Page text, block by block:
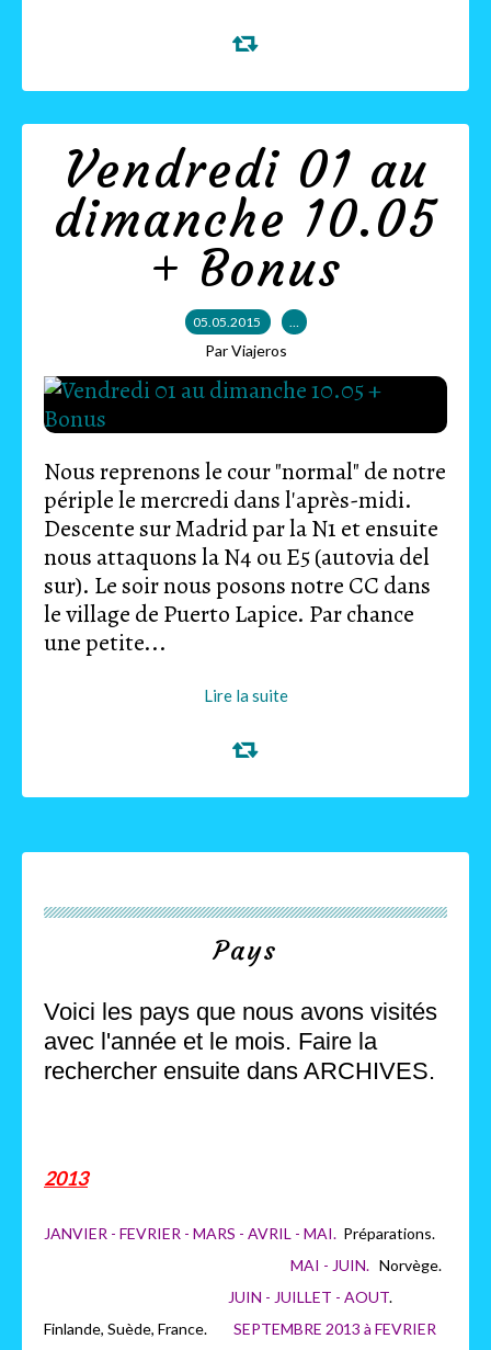
Vendredi 01 au
dimanche 10.05
+ Bonus
05.05.2015 …
Par Viajeros
Nous reprenons le cour "normal" de notre
périple le mercredi dans l'après-midi.
Descente sur Madrid par la N1 et ensuite
nous attaquons la N4 ou E5 (autovia del
sur). Le soir nous posons notre CC dans
le village de Puerto Lapice. Par chance
une petite...
Lire la suite
Pays
Voici les pays que nous avons visités
avec l'année et le mois. Faire la
rechercher ensuite dans ARCHIVES.
2013
JANVIER - FEVRIER - MARS - AVRIL - MAI. Préparations.
MAI - JUIN. Norvège.
JUIN - JUILLET - AOUT.
Finlande, Suède, France. SEPTEMBRE 2013 à FEVRIER